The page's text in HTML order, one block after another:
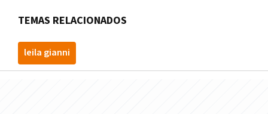
TEMAS RELACIONADOS
leila gianni